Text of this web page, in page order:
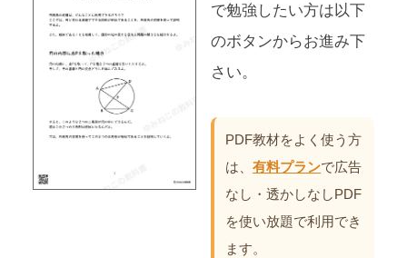
で勉強したい方は以下
のボタンからお進み下
さい。
PDF教材をよく使う方
は、 有料プランで広告
なし・透かしなしPDF
を使い放題で利用でき
ます。